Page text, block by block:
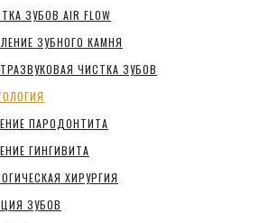
ЗУБОВ AIR FLOW
ЗУБНОГО КАМНЯ
ЧИСТКА ЗУБОВ
ПАРОДОНТИТА
ГИНГИВИТА
ХИРУРГИЯ
ЗУБОВ